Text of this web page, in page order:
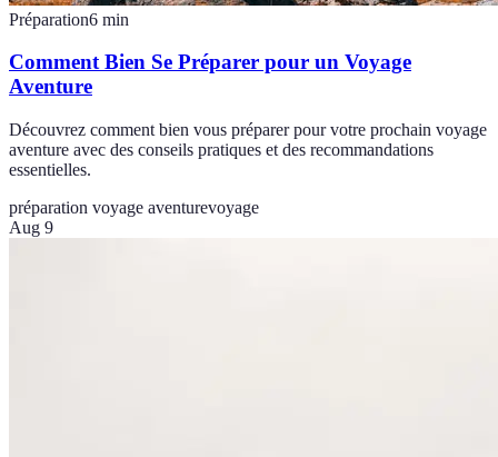
Préparation6 min
Comment Bien Se Préparer pour un Voyage
Aventure
Découvrez comment bien vous préparer pour votre prochain voyage
aventure avec des conseils pratiques et des recommandations
essentielles.
préparation voyage aventurevoyage
Aug 9